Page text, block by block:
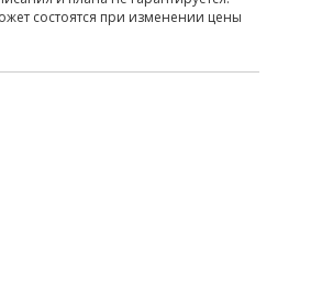
состоятся при изменении цены